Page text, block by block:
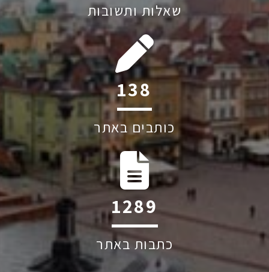
שאלות ותשובות
190
כותבים באתר
1765
כתבות באתר